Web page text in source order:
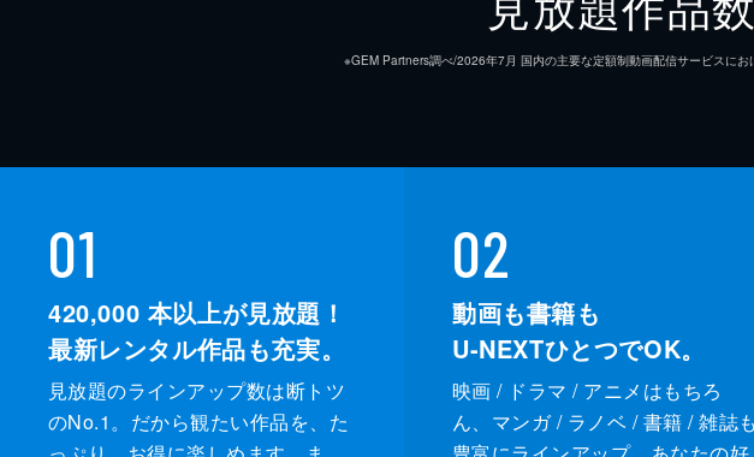
※GEM Partners調べ/2026年7⽉ 国内の主要な定額制動画配信サービスに
01
420,000 本以上が見放題！
最新レンタル作品も充実。
見放題のラインアップ数は断トツ
のNo.1。だから観たい作品を、た
02
動画も書籍も
U-NEXTひとつでOK。
映画 / ドラマ / アニメはもちろ
ん、マンガ / ラノベ / 書籍 / 雑誌も